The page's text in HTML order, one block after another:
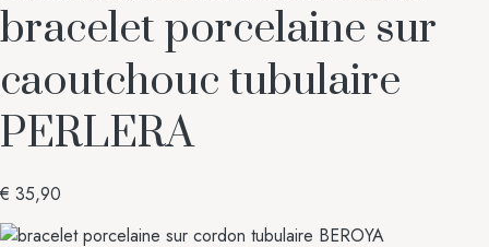
bracelet porcelaine sur
caoutchouc tubulaire
PERLERA
€ 35,90